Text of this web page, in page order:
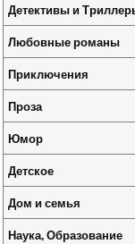
Детективы и
Любовные романы
Приключения
Проза
Юмор
Детское
Дом и семья
Наука, Образование